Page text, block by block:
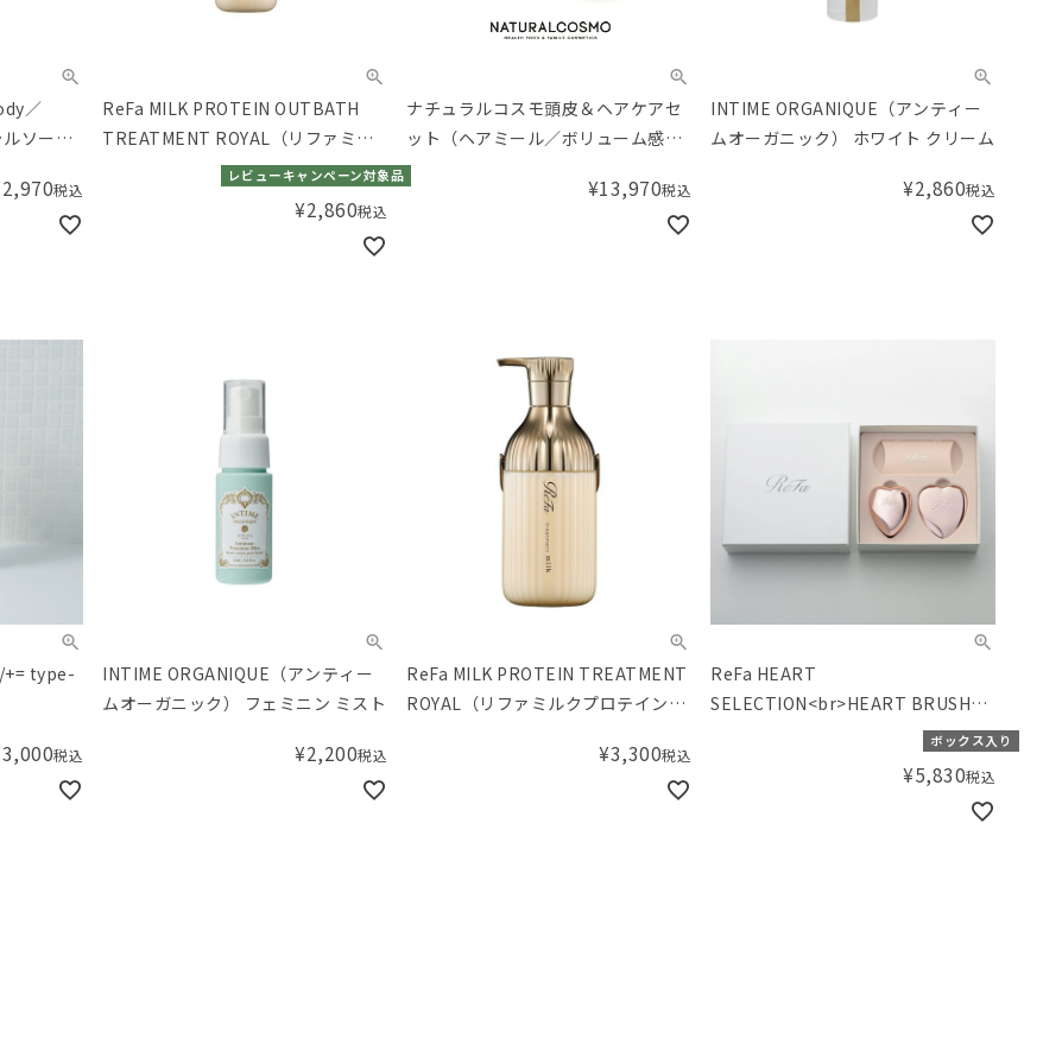
／
ソーク
2,970税込
ReFa MILK PROTEIN OUTBATH
TREATMENT ROYAL（リファミル
クプロテインアウトバストリートメ
レビューキャンペーン対象品
¥2,860税込
ナチュラルコスモ頭皮＆ヘアケアセ
ット（ヘアミール／ボリューム感が
ほしい方に）
¥13,970税込
INTIME ORGANIQUE（アンティー
ムオーガニック） ホワイト クリーム
¥2,860税込
+= type-
3,000税込
INTIME ORGANIQUE（アンティー
ムオーガニック） フェミニン ミスト
¥2,200税込
ReFa MILK PROTEIN TREATMENT
ROYAL（リファミルクプロテイント
¥3,300税込
ReFa HEART
SELECTION<br>HEART BRUSH
mini & HEART Mirror(リファハー
ボックス入り
¥5,830税込